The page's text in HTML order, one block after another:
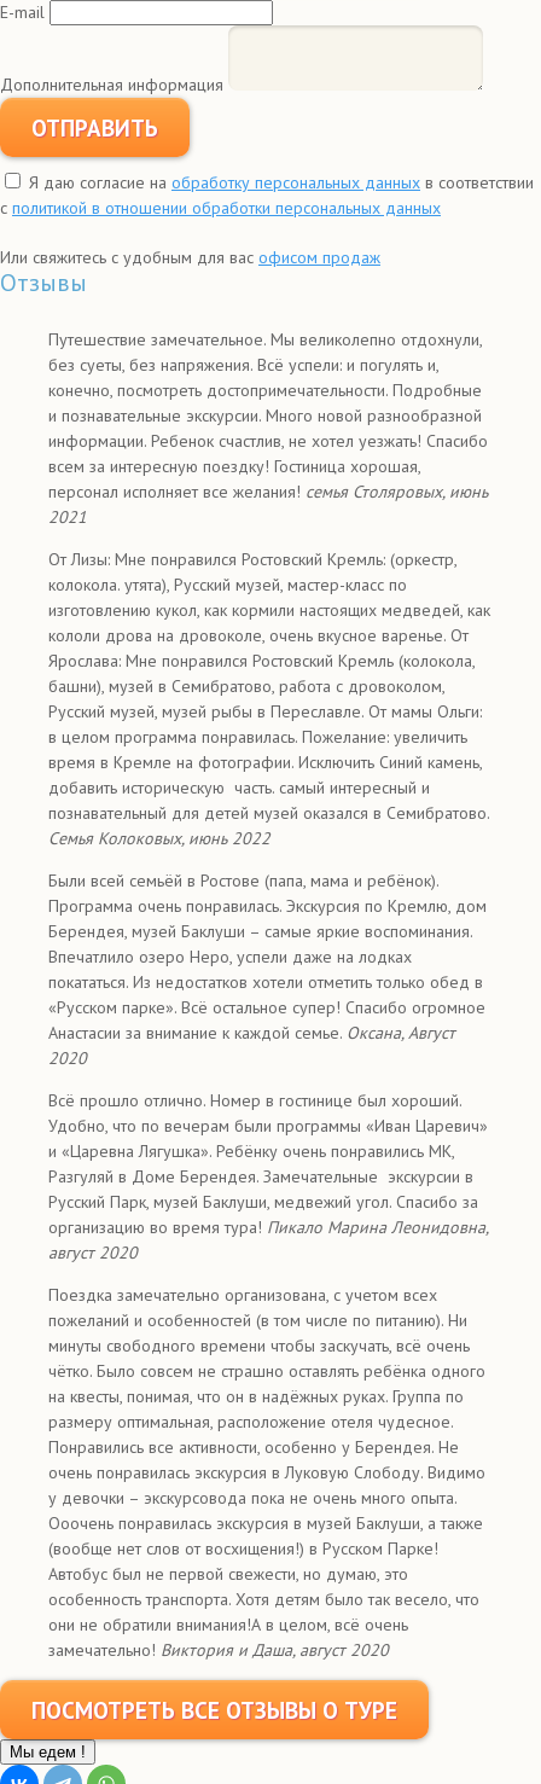
E-mail
Дополнительная информация
ОТПРАВИТЬ
Я даю согласие на обработку персональных данных в соответствии
с политикой в отношении обработки персональных данных
Или свяжитесь с удобным для вас офисом продаж
Отзывы
Путешествие замечательное. Мы великолепно отдохнули,
без суеты, без напряжения. Всё успели: и погулять и,
конечно, посмотреть достопримечательности. Подробные
и познавательные экскурсии. Много новой разнообразной
информации. Ребенок счастлив, не хотел уезжать! Спасибо
всем за интересную поездку! Гостиница хорошая,
персонал исполняет все желания! семья Столяровых, июнь
2021
От Лизы: Мне понравился Ростовский Кремль: (оркестр,
колокола. утята), Русский музей, мастер-класс по
изготовлению кукол, как кормили настоящих медведей, как
кололи дрова на дровоколе, очень вкусное варенье. От
Ярослава: Мне понравился Ростовский Кремль (колокола,
башни), музей в Семибратово, работа с дровоколом,
Русский музей, музей рыбы в Переславле. От мамы Ольги:
в целом программа понравилась. Пожелание: увеличить
время в Кремле на фотографии. Исключить Синий камень,
добавить историческую часть. самый интересный и
познавательный для детей музей оказался в Семибратово.
Семья Колоковых, июнь 2022
Были всей семьёй в Ростове (папа, мама и ребёнок).
Программа очень понравилась. Экскурсия по Кремлю, дом
Берендея, музей Баклуши – самые яркие воспоминания.
Впечатлило озеро Неро, успели даже на лодках
покататься. Из недостатков хотели отметить только обед в
«Русском парке». Всё остальное супер! Спасибо огромное
Анастасии за внимание к каждой семье. Оксана, Август
2020
Всё прошло отлично. Номер в гостинице был хороший.
Удобно, что по вечерам были программы «Иван Царевич»
и «Царевна Лягушка». Ребёнку очень понравились МК,
Разгуляй в Доме Берендея. Замечательные экскурсии в
Русский Парк, музей Баклуши, медвежий угол. Спасибо за
организацию во время тура! Пикало Марина Леонидовна,
август 2020
Поездка замечательно организована, с учетом всех
пожеланий и особенностей (в том числе по питанию). Ни
минуты свободного времени чтобы заскучать, всё очень
чётко. Было совсем не страшно оставлять ребёнка одного
на квесты, понимая, что он в надёжных руках. Группа по
размеру оптимальная, расположение отеля чудесное.
Понравились все активности, особенно у Берендея. Не
очень понравилась экскурсия в Луковую Слободу. Видимо
у девочки – экскурсовода пока не очень много опыта.
Ооочень понравилась экскурсия в музей Баклуши, а также
(вообще нет слов от восхищения!) в Русском Парке!
Автобус был не первой свежести, но думаю, это
особенность транспорта. Хотя детям было так весело, что
они не обратили внимания!А в целом, всё очень
замечательно! Виктория и Даша, август 2020
ПОСМОТРЕТЬ ВСЕ ОТЗЫВЫ О ТУРЕ
Мы едем !